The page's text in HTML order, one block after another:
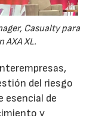
Casualty para
AXA XL.
del riesgo
esencial de
y